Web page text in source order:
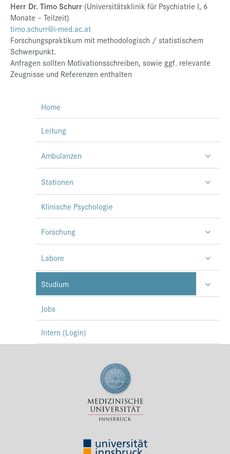
Herr Dr. Timo Schurr (Universitätsklinik für Psychiatrie I, 6
Monate – Teilzeit)
timo.schurr@i-med.ac.at
Forschungspraktikum mit methodologisch / statistischem
Schwerpunkt.
Anfragen sollten Motivationsschreiben, sowie ggf. relevante
Zeugnisse und Referenzen enthalten
Home
Leitung
Ambulanzen
Stationen
Klinische Psychologie
Forschung
Labore
Studium
Jobs
Intern (Login)